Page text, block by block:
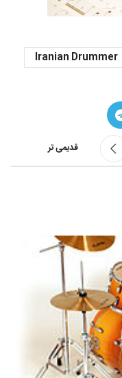
Iranian Drummer
قدیمی تر